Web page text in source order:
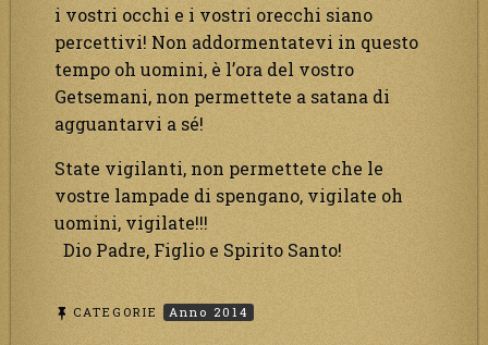
i vostri occhi e i vostri orecchi siano
percettivi! Non addormentatevi in questo
tempo oh uomini, è l’ora del vostro
Getsemani, non permettete a satana di
agguantarvi a sé!
State vigilanti, non permettete che le
vostre lampade di spengano, vigilate oh
uomini, vigilate!!!
Dio Padre, Figlio e Spirito Santo!
CATEGORIE Anno 2014